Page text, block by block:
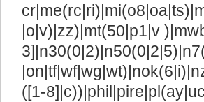
|o|v)|zz)|mt(50|p1|v
([1-